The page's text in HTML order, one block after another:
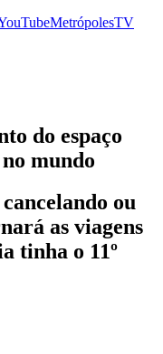
MetrópolesTV
do espaço
mundo
ou
as viagens
tinha o 11º